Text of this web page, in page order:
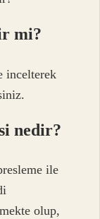
mi?
incelterek
nedir?
ile
olup,